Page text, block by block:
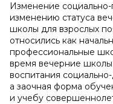
Изменение социально-
изменению статуса
школы для взрослых
относились как
профессиональные
время вечерние
воспитания
а заочная форма
и учебу